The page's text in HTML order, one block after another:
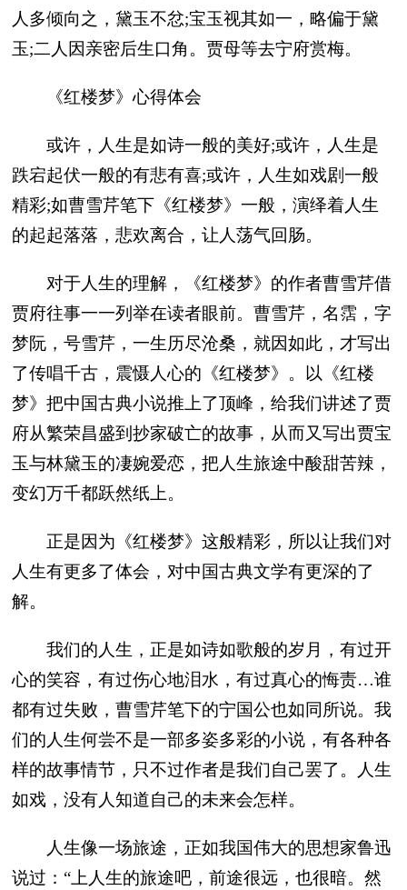
人多倾向之，黛玉不忿;宝玉视其如一，略偏于黛
玉;二人因亲密后生口角。贾母等去宁府赏梅。
《红楼梦》心得体会
或许，人生是如诗一般的美好;或许，人生是
跌宕起伏一般的有悲有喜;或许，人生如戏剧一般
精彩;如曹雪芹笔下《红楼梦》一般，演绎着人生
的起起落落，悲欢离合，让人荡气回肠。
对于人生的理解，《红楼梦》的作者曹雪芹借
贾府往事一一列举在读者眼前。曹雪芹，名霑，字
梦阮，号雪芹，一生历尽沧桑，就因如此，才写出
了传唱千古，震慑人心的《红楼梦》。以《红楼
梦》把中国古典小说推上了顶峰，给我们讲述了贾
府从繁荣昌盛到抄家破亡的故事，从而又写出贾宝
玉与林黛玉的凄婉爱恋，把人生旅途中酸甜苦辣，
变幻万千都跃然纸上。
正是因为《红楼梦》这般精彩，所以让我们对
人生有更多了体会，对中国古典文学有更深的了
解。
我们的人生，正是如诗如歌般的岁月，有过开
心的笑容，有过伤心地泪水，有过真心的悔责…谁
都有过失败，曹雪芹笔下的宁国公也如同所说。我
们的人生何尝不是一部多姿多彩的小说，有各种各
样的故事情节，只不过作者是我们自己罢了。人生
如戏，没有人知道自己的未来会怎样。
人生像一场旅途，正如我国伟大的思想家鲁迅
说过：“上人生的旅途吧，前途很远，也很暗。然